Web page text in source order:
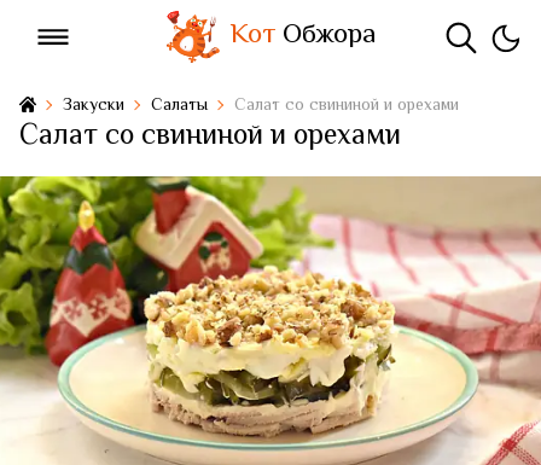
КотОбжора
Закуски Салаты Салат со свининой и орехами
Салат со свининой и орехами